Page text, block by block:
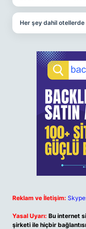
Her şey dahil otellerde
Reklam ve İletişim:
Yasal Uyarı: Bu internet
şirketi ile hiçbir